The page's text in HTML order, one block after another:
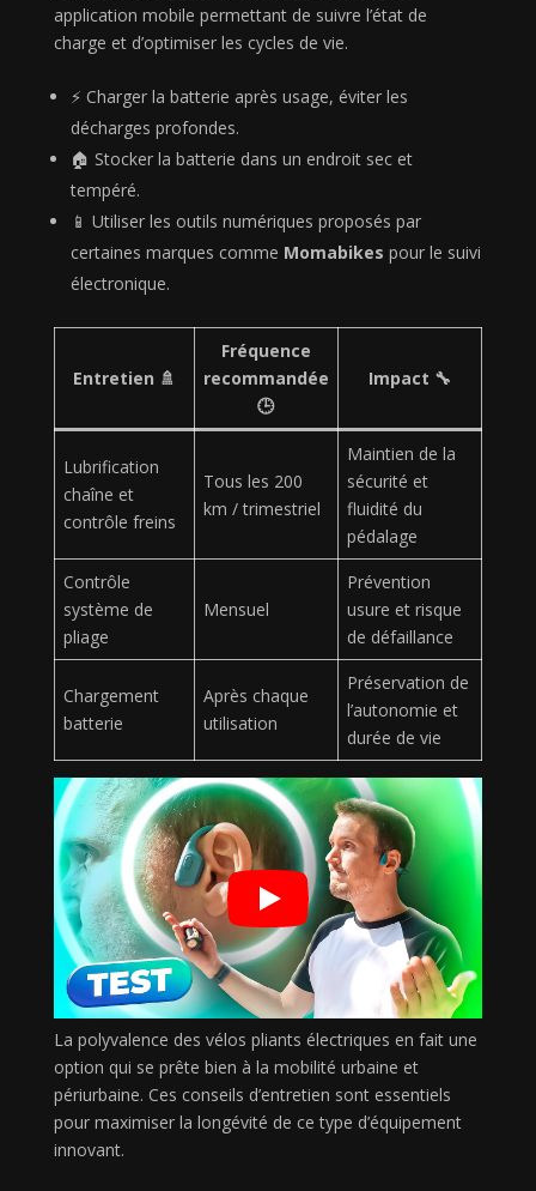
application mobile permettant de suivre l’état de
charge et d’optimiser les cycles de vie.
⚡ Charger la batterie après usage, éviter les
décharges profondes.
🏠 Stocker la batterie dans un endroit sec et
tempéré.
📱 Utiliser les outils numériques proposés par
certaines marques comme Momabikes pour le suivi
électronique.
Entretien 🚿
Fréquence
recommandée
🕒
Impact 🔧
Lubrification
chaîne et
contrôle freins
Tous les 200
km / trimestriel
Maintien de la
sécurité et
fluidité du
pédalage
Contrôle
système de
pliage
Mensuel
Prévention
usure et risque
de défaillance
Chargement
batterie
Après chaque
utilisation
Préservation de
l’autonomie et
durée de vie
La polyvalence des vélos pliants électriques en fait une
option qui se prête bien à la mobilité urbaine et
périurbaine. Ces conseils d’entretien sont essentiels
pour maximiser la longévité de ce type d’équipement
innovant.